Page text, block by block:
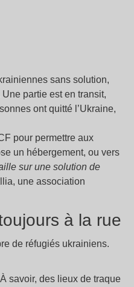
sans solution,
partie est en transit,
ont quitté l’Ukraine,
pour permettre aux
un hébergement, ou vers
sur une solution de
une association
à la rue
de réfugiés ukrainiens.
savoir, des lieux de traque